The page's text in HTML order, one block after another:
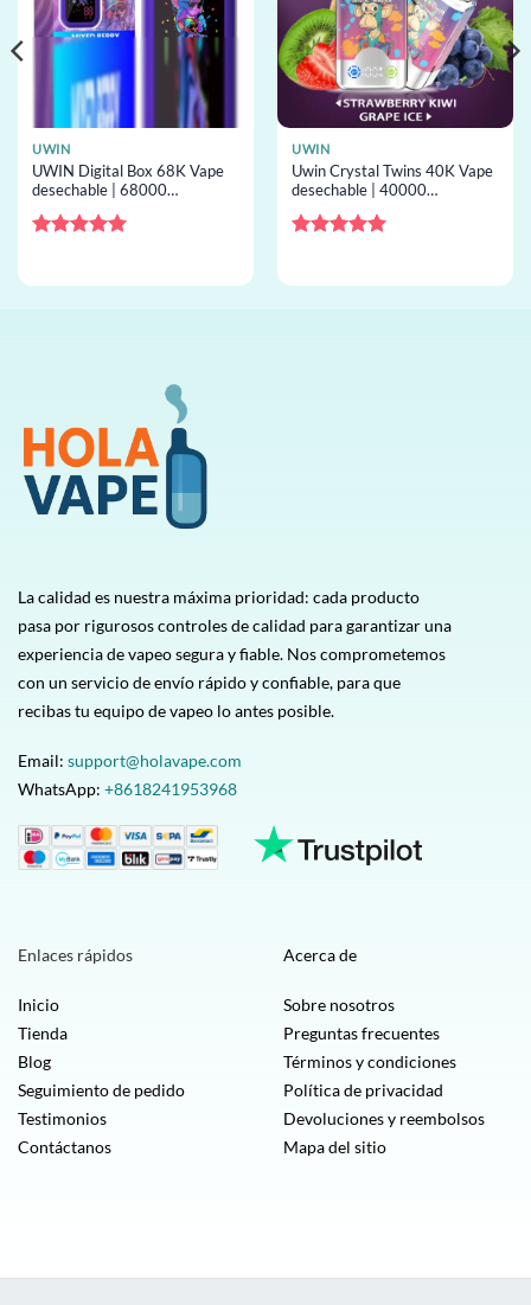
UWIN
UWIN Digital Box 68K Vape
desechable | 68000
screen, desechable al por
UWIN
Uwin Crystal Twins 40K Vape
desechable | 40000
bobina mesh, desechable al
La calidad es nuestra máxima prioridad: cada producto
pasa por rigurosos controles de calidad para garantizar una
experiencia de vapeo segura y fiable. Nos comprometemos
con un servicio de envío rápido y confiable, para que
recibas tu equipo de vapeo lo antes posible.
Email: support@holavape.com
WhatsApp: +8618241953968
Enlaces rápidos
Inicio
Tienda
Blog
Seguimiento de pedido
Testimonios
Contáctanos
Acerca de
Sobre nosotros
Preguntas frecuentes
Términos y condiciones
Política de privacidad
Devoluciones y reembolsos
Mapa del sitio